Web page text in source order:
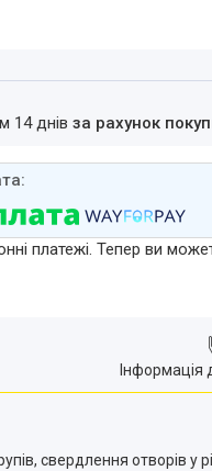
14 днів за рахунок
платежі. Тепер ви
Інформація
свердлення отворів у